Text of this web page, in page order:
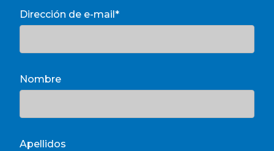
Dirección de e-mail*
Nombre
Apellidos